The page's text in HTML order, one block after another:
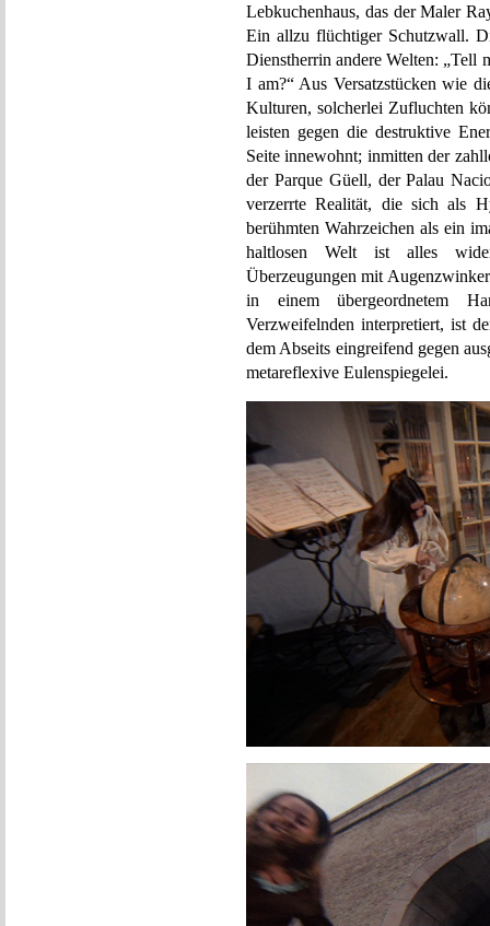
Lebkuchenhaus, das der Maler
Ein allzu flüchtiger Schutzwall.
Dienstherrin andere Welten: „Tell
I am?“ Aus Versatzstücken wie
Kulturen, solcherlei Zufluchten
leisten gegen die destruktive
Seite innewohnt; inmitten der
der Parque Güell, der Palau
verzerrte Realität, die sich als
berühmten Wahrzeichen als ein
haltlosen Welt ist alles
Überzeugungen mit
in einem übergeordnetem
Verzweifelnden interpretiert, ist
dem Abseits eingreifend gegen
metareflexive Eulenspiegelei.